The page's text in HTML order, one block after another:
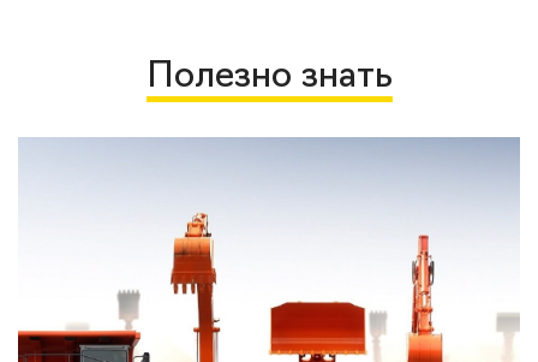
Полезно знать